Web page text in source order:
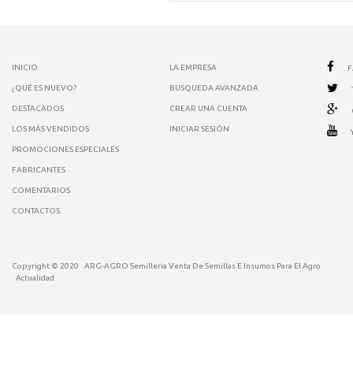
INICIO
¿QUÉ ES NUEVO?
DESTACADOS
LOS MÁS VENDIDOS
PROMOCIONES ESPECIALES
FABRICANTES
COMENTARIOS
CONTACTOS
LA EMPRESA
BUSQUEDA AVANZADA
CREAR UNA CUENTA
INICIAR SESIÓN
Copyright © 2020
ARG-AGRO Semilleria Venta De Semillas E Insumos Para El Agro
Actualidad